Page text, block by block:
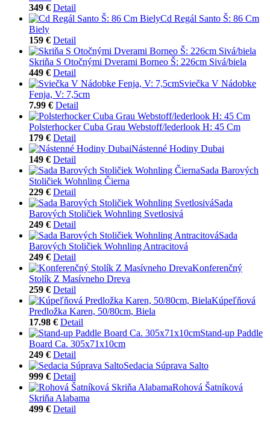
349 € Detail
Cd Regál Santo Š: 86 Cm
Biely
159 € Detail
Skriňa S Otočnými Dverami Borneo Š: 226cm Sivá/biela
449 € Detail
Sviečka V Nádobke
Fenja, V: 7,5cm
7.99 € Detail
Polsterhocker Cuba Grau Webstoff/lederlook H: 45 Cm
179 € Detail
Nástenné Hodiny Dubai
149 € Detail
Sada Barových
Stoličiek Wohnling Čierna
229 € Detail
Sada
Barových Stoličiek Wohnling Svetlosivá
249 € Detail
Sada
Barových Stoličiek Wohnling Antracitová
249 € Detail
Konferenčný
Stolík Z Masívneho Dreva
259 € Detail
Kúpeľňová
Predložka Karen, 50/80cm, Biela
17.98 € Detail
Stand-up Paddle
Board Ca. 305x71x10cm
249 € Detail
Sedacia Súprava Salto
999 € Detail
Rohová Šatníková
Skriňa Alabama
499 € Detail